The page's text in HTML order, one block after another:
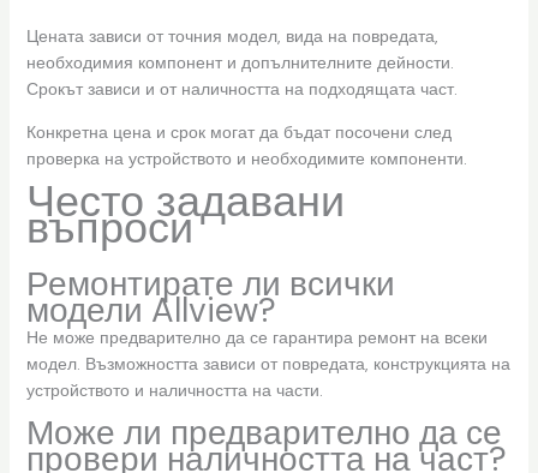
Цената зависи от точния модел, вида на повредата,
необходимия компонент и допълнителните дейности.
Срокът зависи и от наличността на подходящата част.
Конкретна цена и срок могат да бъдат посочени след
проверка на устройството и необходимите компоненти.
Често задавани
въпроси
Ремонтирате ли всички
модели Allview?
Не може предварително да се гарантира ремонт на всеки
модел. Възможността зависи от повредата, конструкцията на
устройството и наличността на части.
Може ли предварително да се
провери наличността на част?